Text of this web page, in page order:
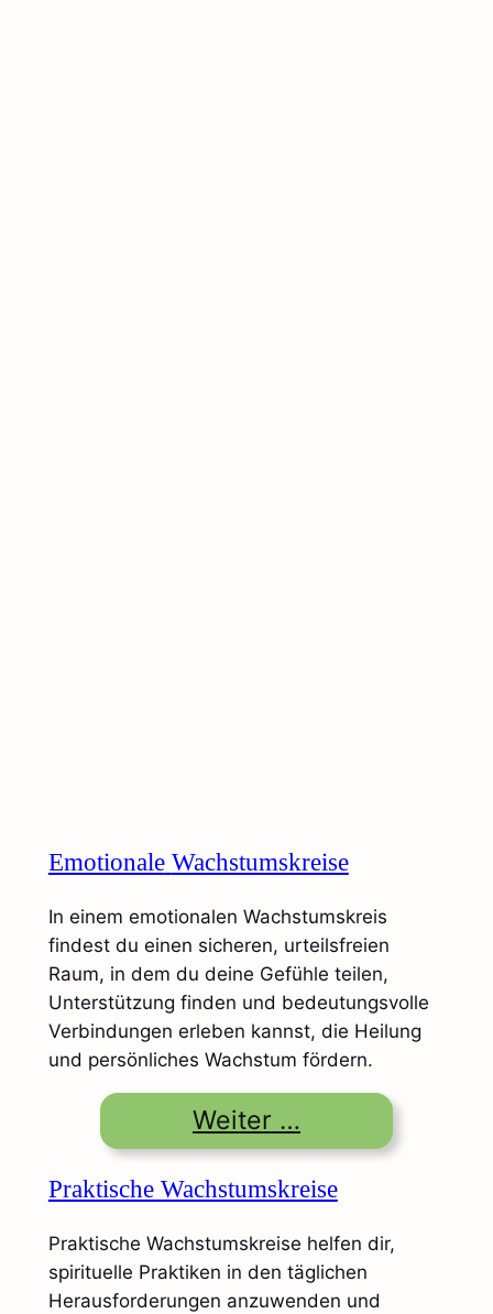
Emotionale Wachstumskreise
In einem emotionalen Wachstumskreis
findest du einen sicheren, urteilsfreien
Raum, in dem du deine Gefühle teilen,
Unterstützung finden und bedeutungsvolle
Verbindungen erleben kannst, die Heilung
und persönliches Wachstum fördern.
Weiter …
Praktische Wachstumskreise
Praktische Wachstumskreise helfen dir,
spirituelle Praktiken in den täglichen
Herausforderungen anzuwenden und